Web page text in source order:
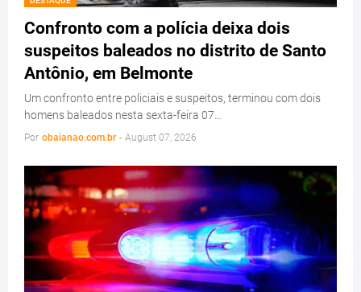
Confronto com a polícia deixa dois
suspeitos baleados no distrito de Santo
Antônio, em Belmonte
Um confronto entre policiais e suspeitos, terminou com dois
homens baleados nesta sexta-feira 07…
Por obaianao.com.br - August 07, 2026